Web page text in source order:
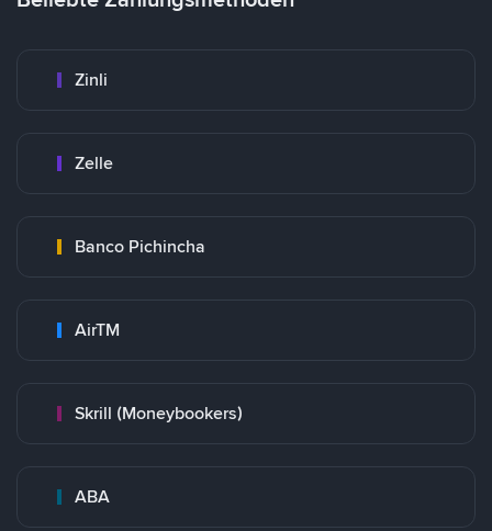
Zinli
Zelle
Banco Pichincha
AirTM
Skrill (Moneybookers)
ABA